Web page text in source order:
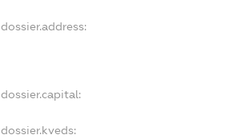
dossier.address:
dossier.capital:
dossier.kveds: